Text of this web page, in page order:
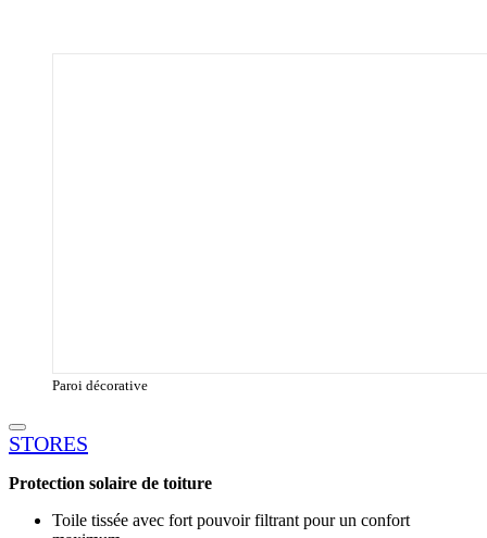
Paroi décorative
STORES
Protection solaire de toiture
Toile tissée avec fort pouvoir filtrant pour un confort